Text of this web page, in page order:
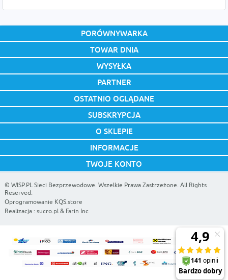
PORÓWNYWARKA
TOWAR DNIA
WYSYŁKA
PARTNER
OSTATNIO OGLĄDANE
SUBSKRYPCJA
O SKLEPIE
INFORMACJE
TWOJE KONTO
© WISP.PL Sieci Bezprzewodowe. Wszelkie Prawa Zastrzeżone. All Rights
Reserved.
Oprogramowanie KQS.store
Realizacja : sucro.pl& Farin Inc